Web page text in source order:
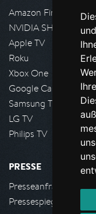
Amazon FireTV
NVIDIA SHIELD,
Apple TV
Roku
Xbox One
Google Cast
Samsung TV
LG TV
Philips TV
PRESSE
Presseanfrage stellen
Pressespiegel